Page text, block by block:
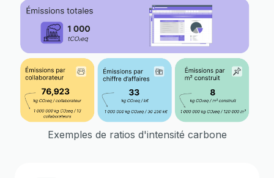
Exemples de ratios d'intensité carbone